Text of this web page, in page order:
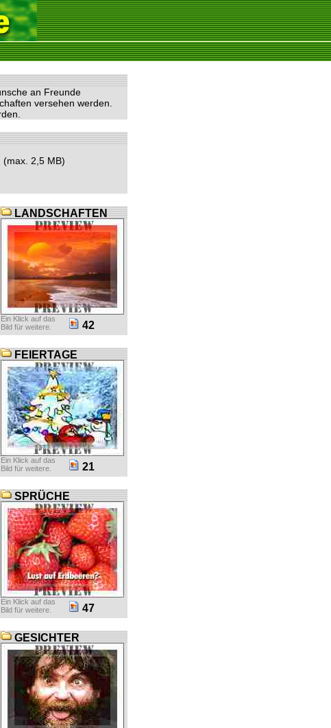
an Freunde
versehen werden.
(max. 2,5 MB)
LANDSCHAFTEN
Ein Klick auf das
Bild für weitere.
42
FEIERTAGE
Ein Klick auf das
Bild für weitere.
21
SPRÜCHE
Ein Klick auf das
Bild für weitere.
47
GESICHTER